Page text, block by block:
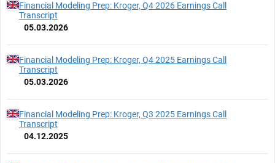
Financial Modeling Prep: Kroger, Q4 2026 Earnings Call
Transcript
05.03.2026
Financial Modeling Prep: Kroger, Q4 2025 Earnings Call
Transcript
05.03.2026
Financial Modeling Prep: Kroger, Q3 2025 Earnings Call
Transcript
04.12.2025